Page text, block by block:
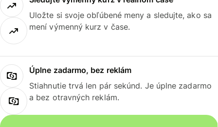
Uložte si svoje obľúbené meny a sledujte, ako sa
mení výmenný kurz v čase.
Úplne zadarmo, bez reklám
Stiahnutie trvá len pár sekúnd. Je úplne zadarmo
a bez otravných reklám.